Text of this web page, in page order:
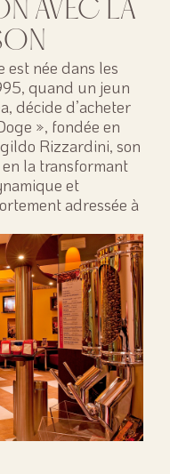
AVEC LA
est née dans les
quand un jeun
décide d’acheter
», fondée en
Rizzardini, son
la transformant
et
adressée à